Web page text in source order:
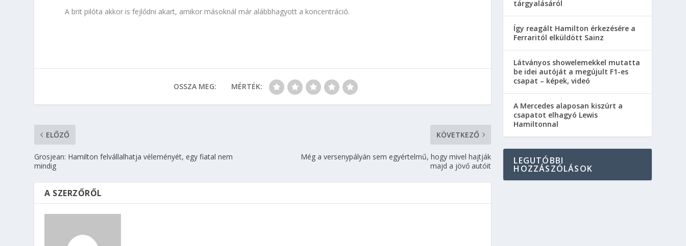
A brit pilóta akkor is fejlődni akart, amikor másoknál már alábbhagyott a koncentráció.
OSSZA MEG: MÉRTÉK:
ELŐZŐ
Grosjean: Hamilton felvállalhatja véleményét, egy fiatal nem
mindig
KÖVETKEZŐ
Még a versenypályán sem egyértelmű, hogy mivel hajtják
majd a jövő autóit
A SZERZŐRŐL
tárgyalásáról
Így reagált Hamilton érkezésére a
Ferraritól elküldött Sainz
Látványos showelemekkel mutatta
be idei autóját a megújult F1-es
csapat – képek, videó
A Mercedes alaposan kiszúrt a
csapatot elhagyó Lewis
Hamiltonnal
LEGUTÓBBI
HOZZÁSZÓLÁSOK